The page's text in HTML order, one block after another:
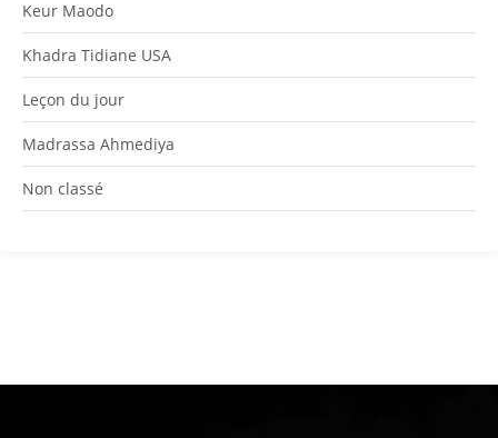
Keur Maodo
Khadra Tidiane USA
Leçon du jour
Madrassa Ahmediya
Non classé